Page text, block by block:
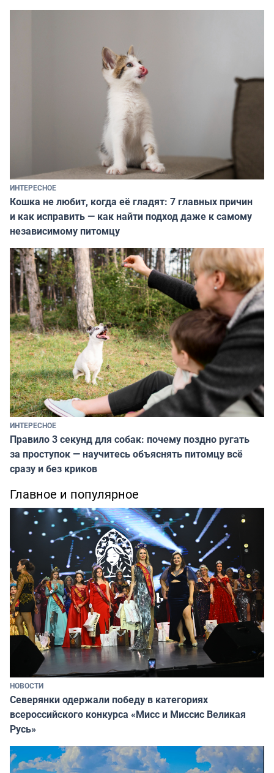
ИНТЕРЕСНОЕ
Кошка не любит, когда её гладят: 7 главных причин
и как исправить — как найти подход даже к самому
независимому питомцу
ИНТЕРЕСНОЕ
Правило 3 секунд для собак: почему поздно ругать
за проступок — научитесь объяснять питомцу всё
сразу и без криков
Главное и популярное
НОВОСТИ
Северянки одержали победу в категориях
всероссийского конкурса «Мисс и Миссис Великая
Русь»